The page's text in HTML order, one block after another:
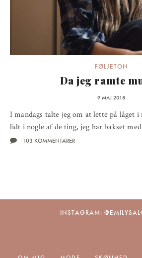
FØLJETON
Da jeg ramte
9 MAJ 2018
I mandags talte jeg om at lette på låget
lidt i nogle af de ting, jeg har bakset
103 KOMMENTARER
INSTAGRAM: